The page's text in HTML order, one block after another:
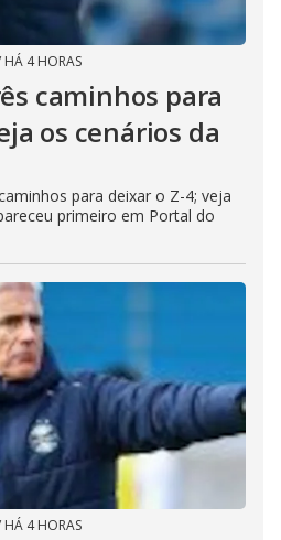
HÁ 4 HORAS
caminhos para
os cenários da
para deixar o Z-4; veja
primeiro em Portal do
HÁ 4 HORAS